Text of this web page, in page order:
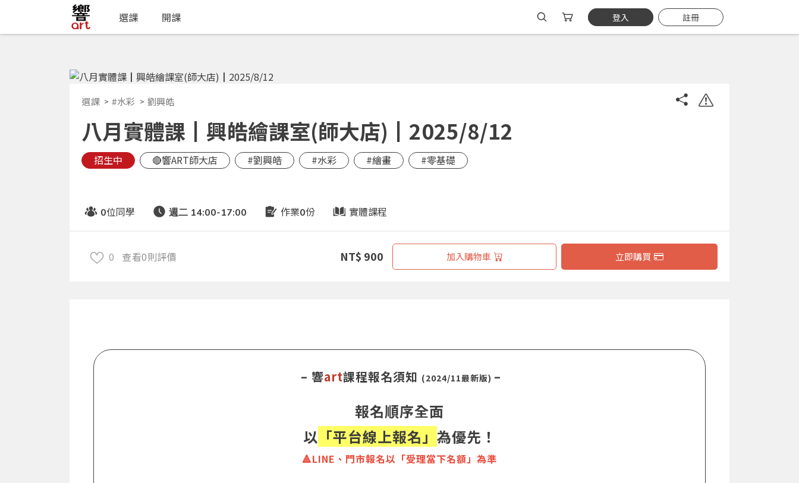
選課 開課 登入 註冊
選課 #水彩 劉興皓
八月實體課┃興皓繪課室(師大店)┃2025/8/12
招生中 🔴響ART師大店 #劉興皓 #水彩 #繪畫 #零基礎
0位同學 週二 14:00-17:00 作業0份 實體課程
0 查看0則評價 NT$ 900 加入購物車 立即購買
– 響art課程報名須知 (2024/11最新版) –
報名順序全面
以 「平台線上報名」 為優先！
🔺LINE、門市報名以「受理當下名額」為準